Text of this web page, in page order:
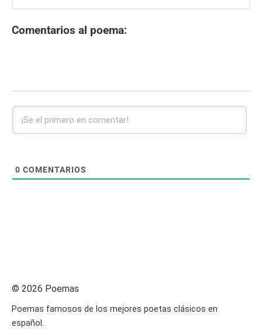
Comentarios al poema:
0 COMENTARIOS
© 2026 Poemas
Poemas famosos de los mejores poetas clásicos en
español.